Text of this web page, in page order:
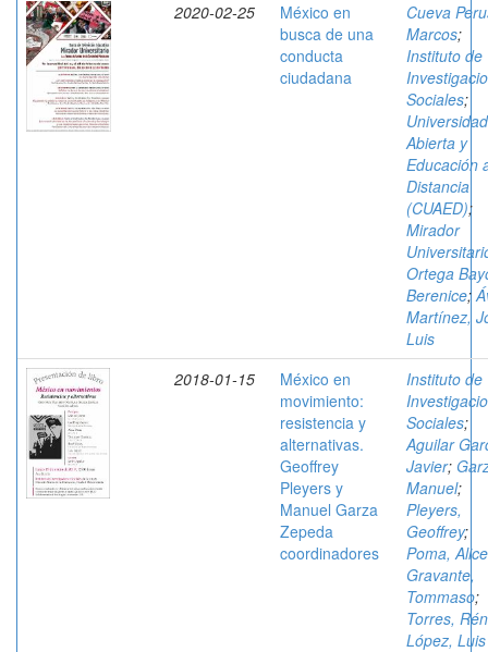
2020-02-25
México en
busca de una
conducta
ciudadana
Cueva
Marcos;
Instituto de
Sociales;
Universidad
Abierta y
Educación
Distancia
(CUAED);
Mirador
Ortega
Berenice;
Martínez,
Luis
2018-01-15
México en
movimiento:
resistencia y
alternativas.
Geoffrey
Pleyers y
Manuel Garza
Zepeda
coordinadores
Instituto de
Sociales;
Aguilar
Javier;
Manuel;
Pleyers,
Geoffrey;
Poma, Alice
Gravante,
Tommaso;
Torres,
López, Luis